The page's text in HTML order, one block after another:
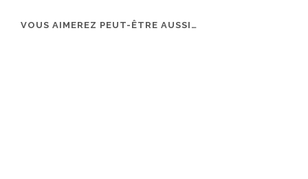
VOUS AIMEREZ PEUT-ÊTRE AUSSI…